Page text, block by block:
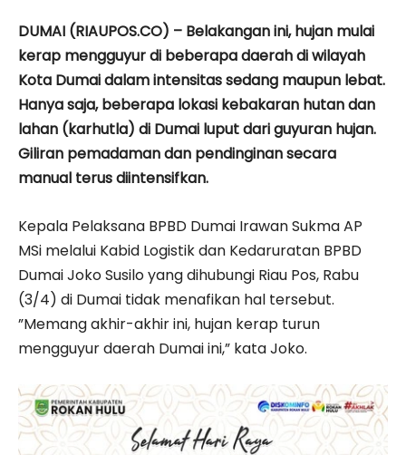
DUMAI (RIAUPOS.CO) – Belakangan ini, hujan mulai
kerap mengguyur di beberapa daerah di wilayah
Kota Dumai dalam intensitas sedang maupun lebat.
Hanya saja, beberapa lokasi kebakaran hutan dan
lahan (karhutla) di Dumai luput dari guyuran hujan.
Giliran pemadaman dan pendinginan secara
manual terus diintensifkan.
Kepala Pelaksana BPBD Dumai Irawan Sukma AP
MSi melalui Kabid Logistik dan Kedaruratan BPBD
Dumai Joko Susilo yang dihubungi Riau Pos, Rabu
(3/4) di Dumai tidak menafikan hal tersebut.
”Memang akhir-akhir ini, hujan kerap turun
mengguyur daerah Dumai ini,” kata Joko.